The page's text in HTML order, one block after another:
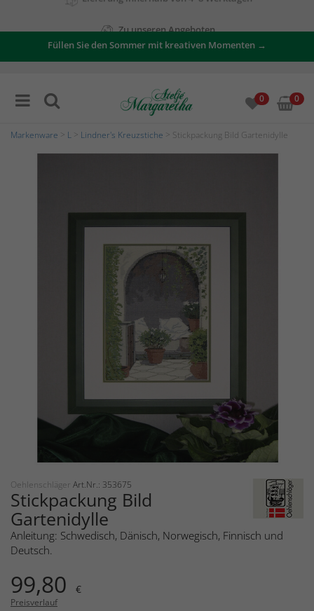
Füllen Sie den Sommer mit kreativen Momenten →
0 0
Markenware L Lindner's Kreuzstiche > Stickpackung Bild Gartenidylle
Oehlenschläger Art.Nr.: 353675
Stickpackung Bild
Gartenidylle
Anleitung: Schwedisch, Dänisch, Norwegisch, Finnisch und
Deutsch.
99,80 €
Preisverlauf